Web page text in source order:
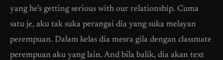
yang he’s getting serious with our relationship. Cuma
satu je, aku tak suka perangai dia yang suka melayan
perempuan. Dalam kelas dia mesra gila dengan classmate
perempuan aku yang lain. And bila balik, dia akan text